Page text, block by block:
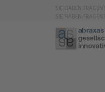
SIE HABEN FRAGEN?
SIE HABEN FRAGEN?